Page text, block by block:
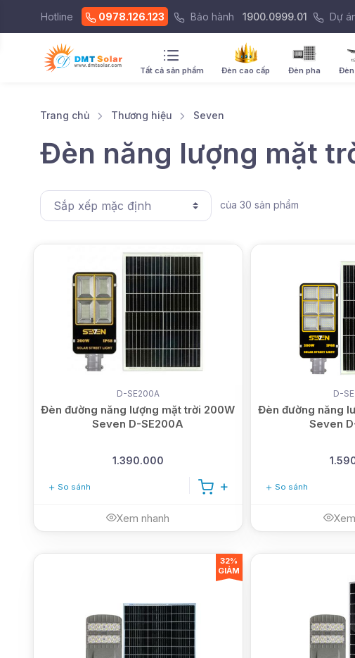
Hotline 0978.126.123 Bảo hành 1900.0999.01 Dự
Tất cả sản phẩm Đèn cao cấp Đèn pha
Trang chủ Thương hiệu Seven
Đèn năng lượng mặt
của 30 sản phẩm
D-SE200A
Đèn đường năng lượng mặt trời 200W
Seven D-SE200A
1.390.000
So sánh
Xem nhanh
D-
Đèn đường năng
Seven
So sánh
32%
GIẢM